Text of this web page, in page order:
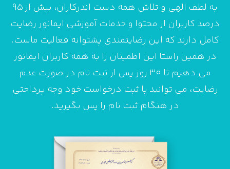
به لطف الهی و تلاش همه دست اندرکاران، بیش از 95
درصد کاربران از محتوا و خدمات آموزشی ایمانور رضایت
کامل دارند که این رضایتمندی پشتوانه فعالیت ماست.
در همین راستا این اطمینان را به همه کاربران ایمانور
می دهیم تا 30 روز پس از ثبت نام در صورت عدم
رضایت، می توانید با ثبت درخواست خود وجه پرداختی
در هنگام ثبت نام را پس بگیرید.